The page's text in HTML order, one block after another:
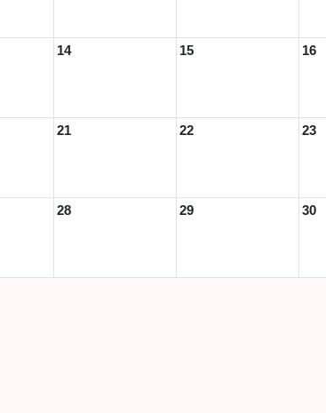
14 15 16
21 22 23
28 29 30